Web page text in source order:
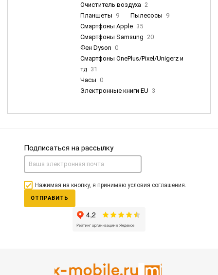
Очиститель воздуха 2
Планшеты 9 Пылесосы 9
Смартфоны Apple 35
Смартфоны Samsung 20
Фен Dyson 0
Смартфоны OnePlus/Pixel/Unigerz и
тд 31
Часы 0
Электронные книги EU 3
Подписаться на рассылку
Нажимая на кнопку, я принимаю условия соглашения.
ОТПРАВИТЬ